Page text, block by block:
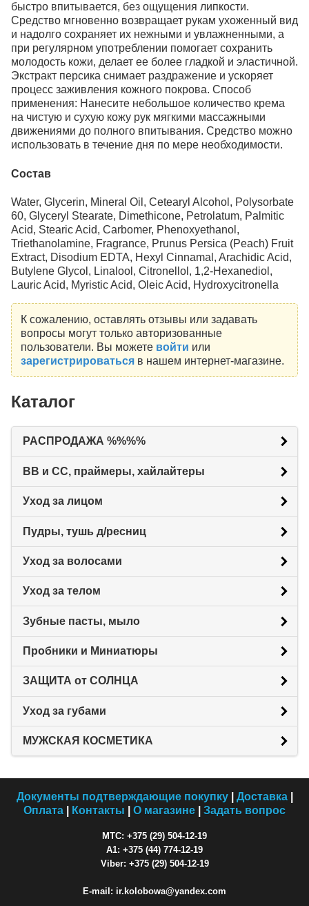
быстро впитывается, без ощущения липкости.
Средство мгновенно возвращает рукам ухоженный вид
и надолго сохраняет их нежными и увлажненными, а
при регулярном употреблении помогает сохранить
молодость кожи, делает ее более гладкой и эластичной.
Экстракт персика снимает раздражение и ускоряет
процесс заживления кожного покрова. Способ
применения: Нанесите небольшое количество крема
на чистую и сухую кожу рук мягкими массажными
движениями до полного впитывания. Средство можно
использовать в течение дня по мере необходимости.
Состав
Water, Glycerin, Mineral Oil, Cetearyl Alcohol, Polysorbate
60, Glyceryl Stearate, Dimethicone, Petrolatum, Palmitic
Acid, Stearic Acid, Carbomer, Phenoxyethanol,
Triethanolamine, Fragrance, Prunus Persica (Peach) Fruit
Extract, Disodium EDTA, Hexyl Cinnamal, Arachidic Acid,
Butylene Glycol, Linalool, Citronellol, 1,2-Hexanediol,
Lauric Acid, Myristic Acid, Oleic Acid, Hydroxycitronella
К сожалению, оставлять отзывы или задавать
вопросы могут только авторизованные
пользователи. Вы можете войти или
зарегистрироватьсяв нашем интернет-магазине.
Каталог
РАСПРОДАЖА %%%%
BB и CC, праймеры, хайлайтеры
Уход за лицом
Пудры, тушь д/ресниц
Уход за волосами
Уход за телом
Зубные пасты, мыло
Пробники и Миниатюры
ЗАЩИТА от СОЛНЦА
Уход за губами
МУЖСКАЯ КОСМЕТИКА
Документы подтверждающие покупку| Доставка|
Оплата
Контакты О магазине Задать вопрос
МТС: +375 (29) 504-12-19
A1: +375 (44) 774-12-19
Viber: +375 (29) 504-12-19
E-mail: ir.kolobowa@yandex.com